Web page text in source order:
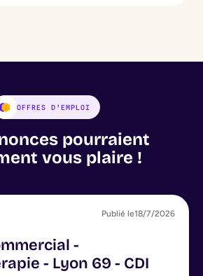
OFFRES D’EMPLOI
pourraient
vous plaire !
Publié le18/7/2026
-
- Lyon 69 - CDI